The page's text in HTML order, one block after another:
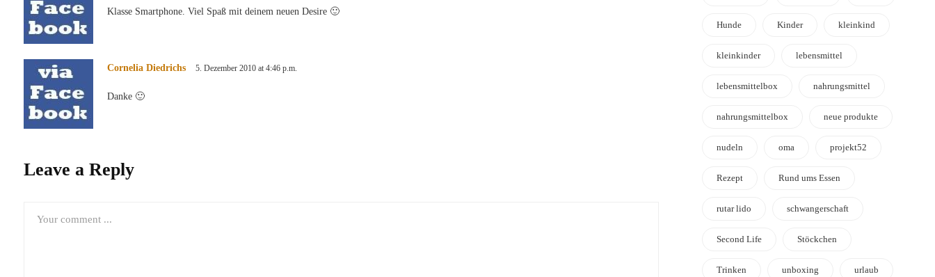
Klasse Smartphone. Viel Spaß mit deinem neuen Desire 🙂
Cornelia Diedrichs 5. Dezember 2010 at 4:46 p.m.
Danke 🙂
Leave a Reply
Hunde Kinder kleinkind
kleinkinder lebensmittel
lebensmittelbox nahrungsmittel
nahrungsmittelbox neue produkte
nudeln oma projekt52
Rezept Rund ums Essen
rutar lido schwangerschaft
Second Life Stöckchen
Trinken unboxing urlaub